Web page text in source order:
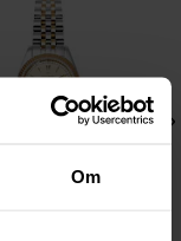
Om